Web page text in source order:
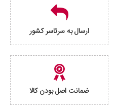
ارسال به سرتاسر کشور
ضمانت اصل بودن کالا